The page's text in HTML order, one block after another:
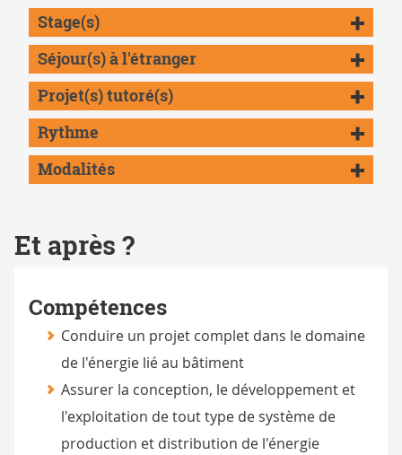
Stage(s)
Séjour(s) à l'étranger
Projet(s) tutoré(s)
Rythme
Modalités
Et après ?
Compétences
Conduire un projet complet dans le domaine
de l'énergie lié au bâtiment
Assurer la conception, le développement et
l'exploitation de tout type de système de
production et distribution de l'énergie